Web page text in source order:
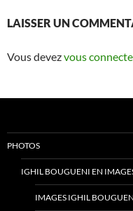
LAISSER UN
Vous devezvous
PHOTOS
IGHIL BOUGUENI EN
IMAGES IGHIL